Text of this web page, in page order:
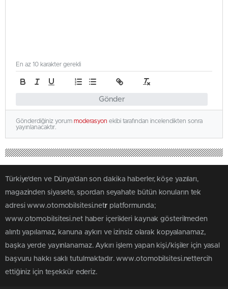
Gönder
En az 10 karakter gerekli
Gönderdiğiniz yorum moderasyon ekibi tarafından incelendikten sonra
yayınlanacaktır.
Türkiye'den ve Dünya’dan son dakika haberler, köşe yazıları,
magazinden siyasete, spordan seyahate bütün konuların tek
adresi www.otomobilsitesi.netr platformunda;
www.otomobilsitesi.net haber içerikleri kaynak gösterilmeden
alıntı yapılamaz, kanuna aykırı ve izinsiz olarak kopyalanamaz,
başka yerde yayınlanamaz. Aykırı işlem yapan kişi/kişiler için yasal
başvuru hakkı saklı tutulmaktadır. www.otomobilsitesi.nettercih
ettiğiniz için teşekkür ederiz.